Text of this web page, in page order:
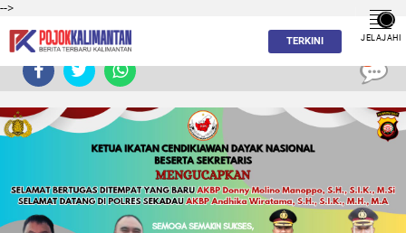
-->
TERKINI JELAJAHI